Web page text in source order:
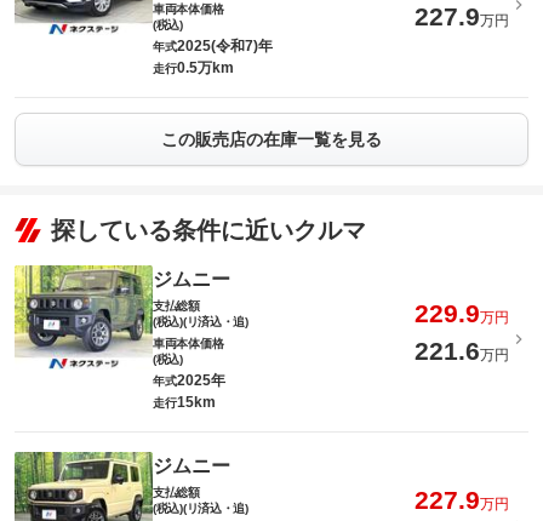
車両本体価格
(税込)
227.9万円
年式2025(令和7)年
走行0.5万km
この販売店の在庫一覧を見る
探している条件に近いクルマ
ジムニー
支払総額
(税込)(リ済込・追)
229.9万円
車両本体価格
(税込)
221.6万円
年式2025年
走行15km
ジムニー
支払総額
(税込)(リ済込・追)
227.9万円